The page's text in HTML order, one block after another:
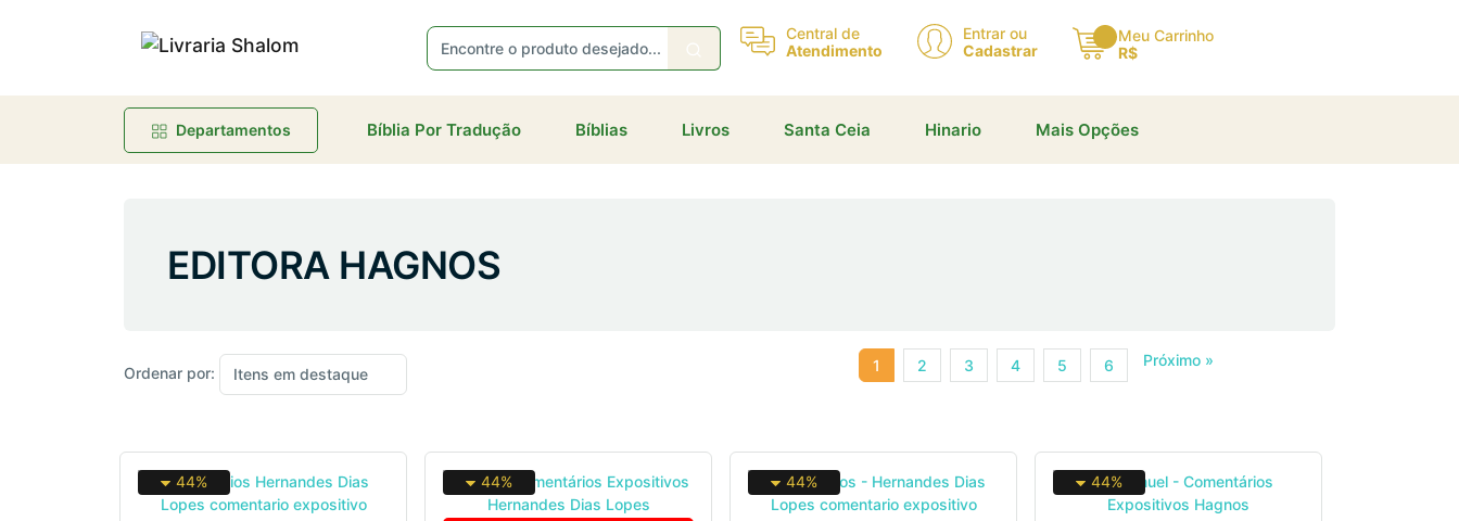
Central de
Atendimento
Entrar ou
Cadastrar
Meu Carrinho
R$
Departamentos Bíblia Por Tradução Bíblias Livros Santa Ceia Hinario Mais Opções
EDITORA HAGNOS
Ordenar por: 1 2 3 4 5 6 Próximo »
44% 44% 44% 44%
Receba ofertas e descontos exclusivos ×
Não gosto de promoções! Enviar